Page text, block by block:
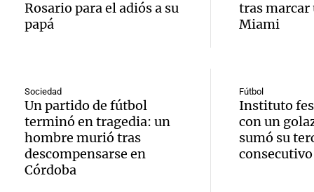
única:
Toreo
se lo
para
9.000
Audio.
Rosario para el adiós a su
papá
tras marcar
Miami
Sociedad
Un partido de fútbol
terminó en tragedia: un
hombre murió tras
descompensarse en
Córdoba
Fútbol
Instituto
con un
sumó su
consecutivo